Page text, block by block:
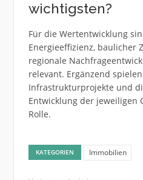
wichtigsten?
Für die Wertentwicklung
Energieeffizienz, baulicher
regionale
relevant. Ergänzend
Infrastrukturprojekte und
Entwicklung der jeweiligen
Rolle.
KATEGORIEN Immobilien